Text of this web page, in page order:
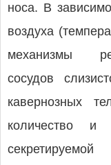
носа. В
воздуха
механизмы
сосудов
кавернозных
количество и